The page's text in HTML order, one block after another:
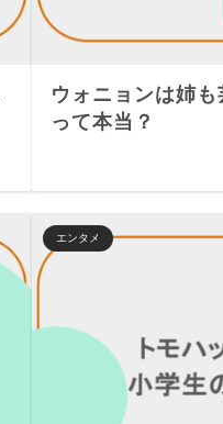
ウォニョンは姉
って本当？
エンタメ